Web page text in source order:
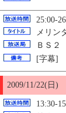
25:00-
メリン
ＢＳ２
[字幕]
2009/11/22(日)
13:30-